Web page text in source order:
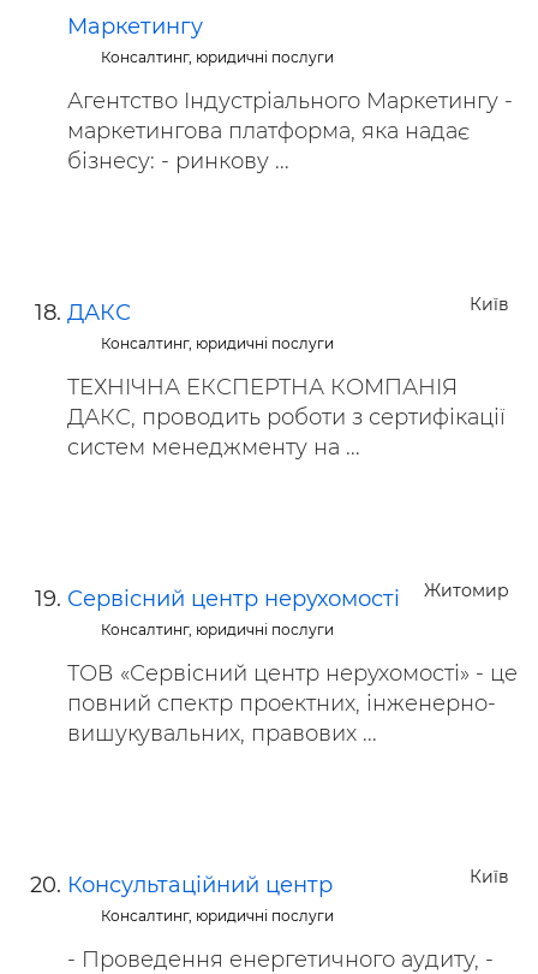
Маркетингу
Консалтинг, юридичні послуги
Агентство Індустріального Маркетингу -
маркетингова платформа, яка надає
бізнесу: - ринкову ...
Київ
ДАКС
Консалтинг, юридичні послуги
ТЕХНІЧНА ЕКСПЕРТНА КОМПАНІЯ
ДАКС, проводить роботи з сертифікації
систем менеджменту на ...
Житомир
Сервісний центр нерухомості
Консалтинг, юридичні послуги
ТОВ «Сервісний центр нерухомості» - це
повний спектр проектних, інженерно-
вишукувальних, правових ...
Київ
Консультаційний центр
Консалтинг, юридичні послуги
- Проведення енергетичного аудиту, -